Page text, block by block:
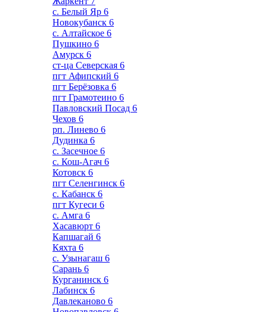
с. Белый Яр 6
Новокубанск 6
с. Алтайское 6
Пушкино 6
Амурск 6
ст-ца Северская 6
пгт Афипский 6
пгт Берёзовка 6
пгт Грамотеино 6
Павловский Посад 6
Чехов 6
рп. Линево 6
Дудинка 6
с. Засечное 6
с. Кош-Агач 6
Котовск 6
пгт Селенгинск 6
с. Кабанск 6
пгт Кугеси 6
с. Амга 6
Хасавюрт 6
Капшагай 6
Кяхта 6
с. Узынагаш 6
Сарань 6
Курганинск 6
Лабинск 6
Давлеканово 6